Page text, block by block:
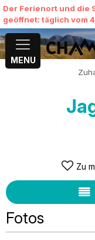
Der Ferienort und die
geöffnet: täglich vom
MENU
Zu
Fotos